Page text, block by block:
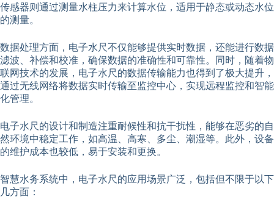
传感器则通过测量水柱压力来计算水位，适用于静态或动态水位
的测量。
数据处理方面，电子水尺不仅能够提供实时数据，还能进行数据
滤波、补偿和校准，确保数据的准确性和可靠性。同时，随着物
联网技术的发展，电子水尺的数据传输能力也得到了极大提升，
通过无线网络将数据实时传输至监控中心，实现远程监控和智能
化管理。
电子水尺的设计和制造注重耐候性和抗干扰性，能够在恶劣的自
然环境中稳定工作，如高温、高寒、多尘、潮湿等。此外，设备
的维护成本也较低，易于安装和更换。
智慧水务系统中，电子水尺的应用场景广泛，包括但不限于以下
几方面：